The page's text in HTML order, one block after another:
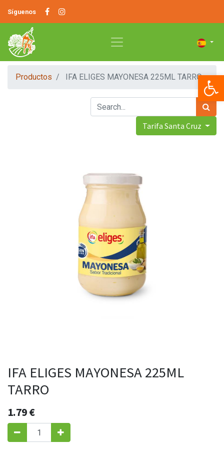
Síguenos
Productos IFA ELIGES MAYONESA 225ML TARRO
Tarifa Santa Cruz
IFA ELIGES MAYONESA 225ML
TARRO
1.79€